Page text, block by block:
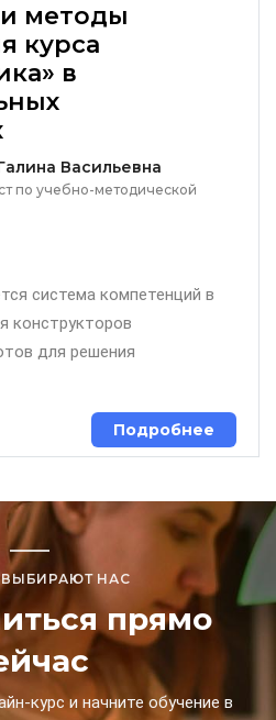
методы
курса
в
Васильевна
по учебно-методической
система компетенций в
конструкторов
для решения
Подробнее
НАС
прямо
курс и начните обучение в